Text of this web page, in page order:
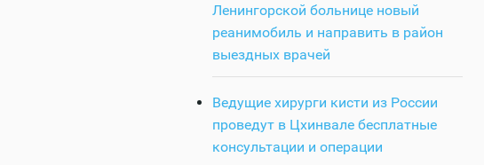
Ленингорской больнице новый
реанимобиль и направить в район
выездных врачей
Ведущие хирурги кисти из России
проведут в Цхинвале бесплатные
консультации и операции